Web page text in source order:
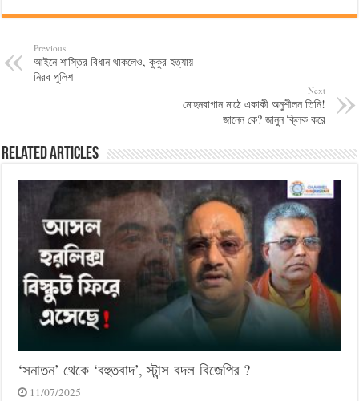
Previous
আইনে শাস্তির বিধান থাকলেও, কুকুর হত্যায়
নিরব পুলিশ
Next
মোহনবাগান মাঠে একাকী অনুশীলন তিনি!‌
জানেন কে?‌ জানুন ক্লিক করে
Related Articles
‘সনাতন’ থেকে ‘বহুতবাদ’, স্টান্স বদল বিজেপির ?
11/07/2025